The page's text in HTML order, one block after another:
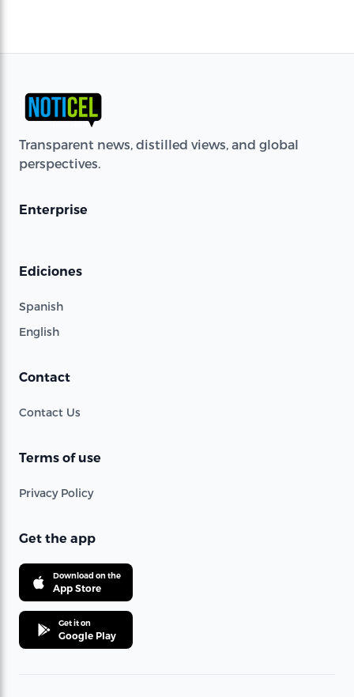
Transparent news, distilled views, and global
perspectives.
Enterprise
Ediciones
Spanish
English
Contact
Contact Us
Terms of use
Privacy Policy
Get the app
Download on the
App Store
Get it on
Google Play